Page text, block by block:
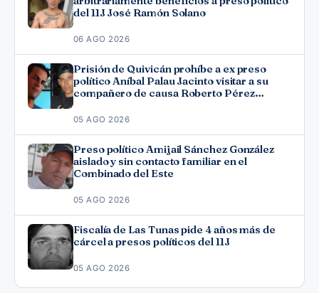
del 11J José Ramón Solano
06 AGO 2026
Prisión de Quivicán prohíbe a ex preso
político Aníbal Palau Jacinto visitar a su
compañero de causa Roberto Pérez
05 AGO 2026
Preso político Amijail Sánchez González
aislado y sin contacto familiar en el
Combinado del Este
05 AGO 2026
Fiscalía de Las Tunas pide 4 años más de
cárcel a presos políticos del 11J
05 AGO 2026